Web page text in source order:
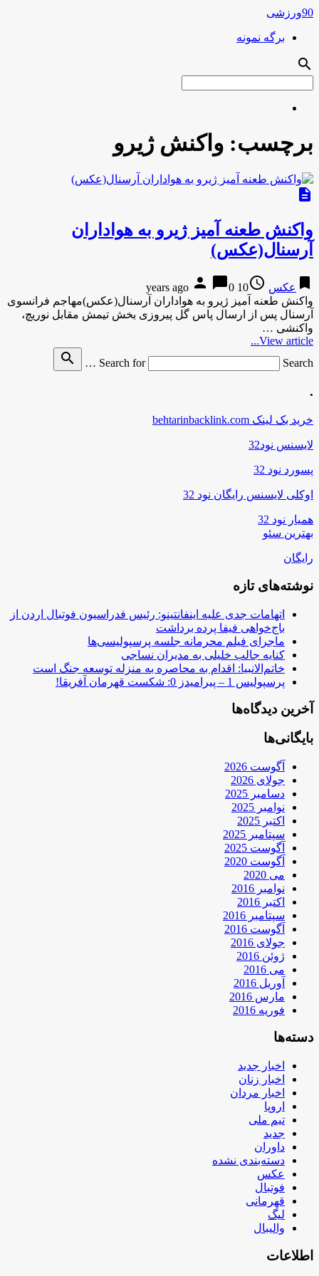
90ورزشی
برگه نمونه
search
برچسب: واکنش ژیرو
description
واکنش طعنه آمیز ژیرو به هواداران
آرسنال(عکس)
bookmark عکس access_time
10 years ago
person chat_bubble0
واکنش طعنه آمیز ژیرو به هواداران آرسنال(عکس)مهاجم فرانسوی
آرسنال پس از ارسال پاس گل پیروزی بخش تیمش مقابل نوریچ،
واکنشی …
View article...
Search for
Search …
search
.
خرید بک لینک behtarinbacklink.com
لایسنس نود32
پسورد نود 32
اوکلی لایسنس رایگان نود 32
همیار نود 32
بهترین سئو
رایگان
نوشته‌های تازه
اتهامات جدی علیه اینفانتینو: رئیس فدراسیون فوتبال اردن از
باج‌خواهی فیفا پرده برداشت
ماجرای فیلم محرمانه جلسه پرسپولیسی‌ها
کنایه جالب خلیلی به مدیران نساجی
خاتم‌الانبیا: اقدام به محاصره به منزله توسعه جنگ است
پرسپولیس 1 – پیرامیدز 0: شکست قهرمان آفریقا!
آخرین دیدگاه‌ها
بایگانی‌ها
آگوست 2026
جولای 2026
دسامبر 2025
نوامبر 2025
اکتبر 2025
سپتامبر 2025
آگوست 2025
آگوست 2020
می 2020
نوامبر 2016
اکتبر 2016
سپتامبر 2016
آگوست 2016
جولای 2016
ژوئن 2016
می 2016
آوریل 2016
مارس 2016
فوریه 2016
دسته‌ها
اخبار جدید
اخبار زنان
اخبار مردان
اروپا
تیم ملی
جدید
داوران
دسته‌بندی نشده
عکس
فوتبال
قهرمانی
لیگ
والیبال
اطلاعات